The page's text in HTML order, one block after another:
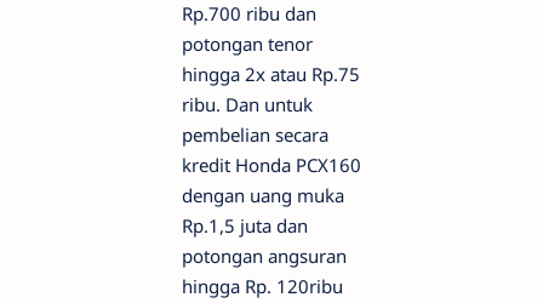
Rp.700 ribu dan
potongan tenor
hingga 2x atau Rp.75
ribu. Dan untuk
pembelian secara
kredit Honda PCX160
dengan uang muka
Rp.1,5 juta dan
potongan angsuran
hingga Rp. 120ribu